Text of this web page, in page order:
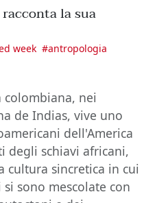
la sua
week #antropologia
colombiana, nei
de Indias, vive uno
dell'America
degli schiavi africani,
cultura sincretica in cui
sono mescolate con